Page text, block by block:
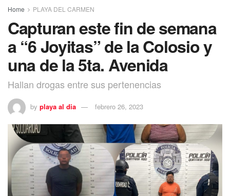
Home PLAYA DEL CARMEN
Capturan este fin de semana
a “6 Joyitas” de la Colosio y
una de la 5ta. Avenida
Hallan drogas entre sus pertenencias
by playa al dia febrero 26, 2023